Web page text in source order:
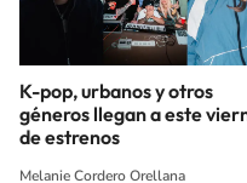
K-pop, urbanos y otros
géneros llegan a este
de estrenos
Melanie Cordero Orellana